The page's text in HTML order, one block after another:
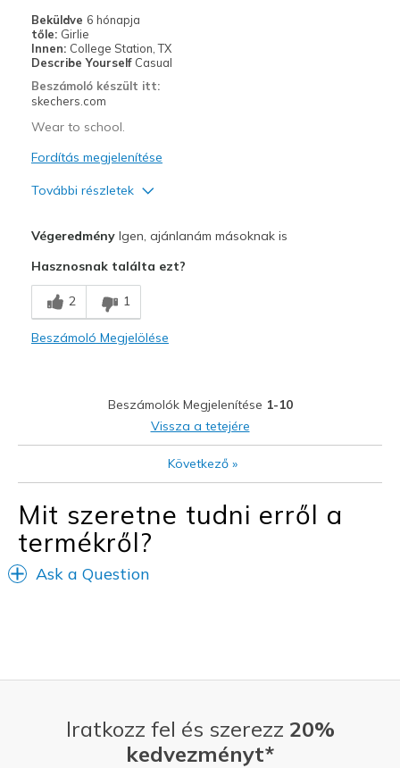
Beküldve 6 hónapja
tőle: Girlie
Innen: College Station, TX
Describe Yourself Casual
Beszámoló készült itt:
skechers.com
Wear to school.
Fordítás megjelenítése
További részletek
Breathe Well
Comfortable
Casual Wear
Sizing
Feels true to size
View On Shoes
Shoes are for Wearing
VégeredményIgen, ajánlanám másoknak is
Hasznosnak találta ezt?
2 1
Beszámoló Megjelölése
Beszámolók Megjelenítése 1-10
Vissza a tetejére
Következő»
Mit szeretne tudni erről a
termékről?
Ask a Question
Iratkozz fel és szerezz 20%
kedvezményt*